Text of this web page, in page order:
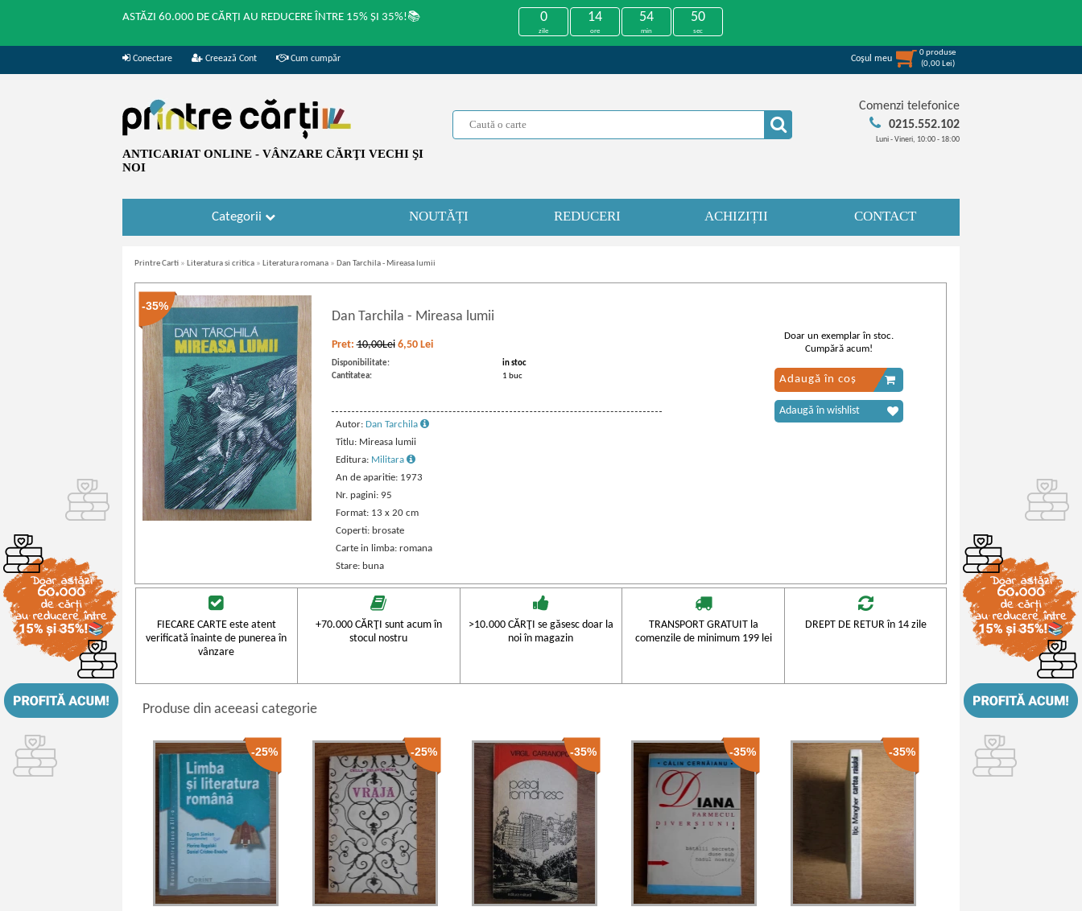
ASTĂZI 60.000 DE CĂRȚI AU REDUCERE ÎNTRE 15% ȘI 35%!📚 0
zile
14
ore
54
min
50
sec
Conectare Creează Cont Cum cumpăr Coşul meu
0produse
(0,00 Lei)
ANTICARIAT ONLINE - VÂNZARE CĂRŢI VECHI ŞI
NOI
Comenzi telefonice
0215.552.102
Luni - Vineri, 10:00 - 18:00
Categorii NOUTĂȚI REDUCERI ACHIZIȚII CONTACT
Printre Carti » Literatura si critica » Literatura romana » Dan Tarchila - Mireasa lumii
-35%
Dan Tarchila - Mireasa lumii
Pret:10,00Lei 6,50 Lei
Disponibilitate:
in stoc
Cantitatea:
1 buc
Autor: Dan Tarchila
Titlu: Mireasa lumii
Editura: Militara
An de aparitie: 1973
Nr. pagini: 95
Format: 13 x 20 cm
Coperti: brosate
Carte in limba: romana
Stare: buna
Doar un exemplar în stoc.
Cumpără acum!
Adaugă în coș
Adaugă în wishlist
FIECARE CARTE este atent
verificată înainte de punerea în
vânzare
+70.000 CĂRŢI sunt acum în
stocul nostru
>10.000 CĂRŢI se găsesc doar la
noi în magazin
TRANSPORT GRATUIT la
comenzile de minimum 199 lei
DREPT DE RETUR în 14 zile
Produse din aceeasi categorie
-25% -25% -35% -35% -35%